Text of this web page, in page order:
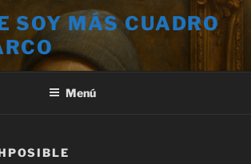
SOY MÁS CUADRO
Menú